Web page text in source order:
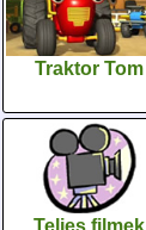
Traktor Tom
Teljes filmek